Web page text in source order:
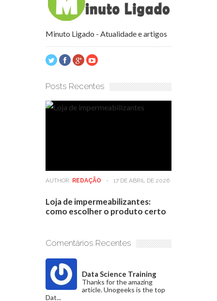
Minuto Ligado - Atualidade e artigos
Posts Recentes
AUTHOR: REDAÇÃO - 17 DE ABRIL DE 2026
Loja de impermeabilizantes:
como escolher o produto certo
Comentários Recentes
Data Science Training
Thanks for the amazing
article. Unogeeks is the top
Dat...